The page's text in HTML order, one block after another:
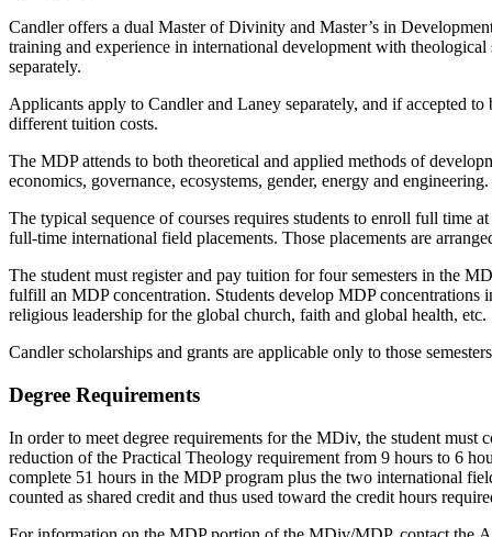
Candler offers a dual Master of Divinity and Master’s in
training and experience in international development with
separately.
Applicants apply to Candler and Laney separately, and if accepted
different tuition costs.
The MDP attends to both theoretical and applied methods of
economics, governance, ecosystems, gender, energy and
The typical sequence of courses requires students to enroll full time
full-time international field placements. Those placements are
The student must register and pay tuition for four semesters in the
fulfill an MDP concentration. Students develop MDP concentrations
religious leadership for the global church, faith and global health, etc.
Candler scholarships and grants are applicable only to those
Degree Requirements
In order to meet degree requirements for the MDiv, the student
reduction of the Practical Theology requirement from 9 hours to 6
complete 51 hours in the MDP program plus the two international
counted as shared credit and thus used toward the credit hours